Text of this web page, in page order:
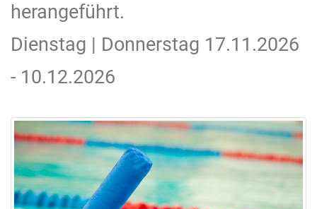
herangeführt.
Dienstag | Donnerstag 17.11.2026
- 10.12.2026